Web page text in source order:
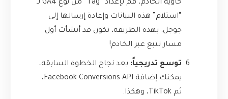
حاوية الخادم، قم بإعداد “Tag” من نوع GA4 لـ
“استلام” هذه البيانات وإعادة إرسالها إلى
جوجل. بهذه الطريقة، تكون قد أنشأت أول
مسار تتبع عبر الخادم!
توسع تدريجياً: بعد نجاح الخطوة السابقة،
يمكنك إضافة Facebook Conversions API،
ثم TikTok، وهكذا.